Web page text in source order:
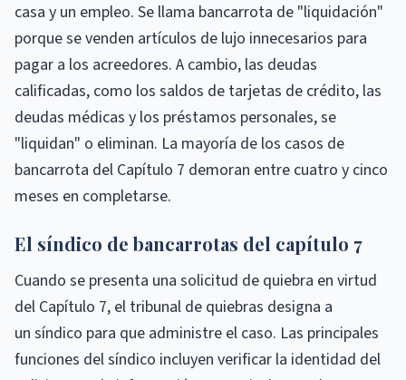
casa y un empleo. Se llama bancarrota de "liquidación"
porque se venden artículos de lujo innecesarios para
pagar a los acreedores. A cambio, las deudas
calificadas, como los saldos de tarjetas de crédito, las
deudas médicas y los préstamos personales, se
"liquidan" o eliminan. La mayoría de los casos de
bancarrota del Capítulo 7 demoran entre cuatro y cinco
meses en completarse.
El síndico de bancarrotas del capítulo 7
Cuando se presenta una solicitud de quiebra en virtud
del Capítulo 7, el tribunal de quiebras designa a
un síndico para que administre el caso. Las principales
funciones del síndico incluyen verificar la identidad del